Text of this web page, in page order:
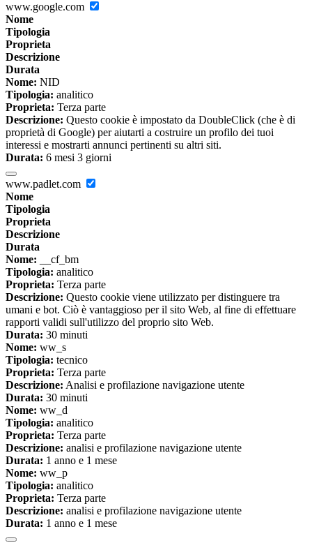
www.google.com
Nome
Tipologia
Proprieta
Descrizione
Durata
Nome: NID
Tipologia: analitico
Proprieta: Terza parte
Descrizione: Questo cookie è impostato da DoubleClick (che è di
proprietà di Google) per aiutarti a costruire un profilo dei tuoi
interessi e mostrarti annunci pertinenti su altri siti.
Durata: 6 mesi 3 giorni
www.padlet.com
Nome
Tipologia
Proprieta
Descrizione
Durata
Nome: __cf_bm
Tipologia: analitico
Proprieta: Terza parte
Descrizione: Questo cookie viene utilizzato per distinguere tra
umani e bot. Ciò è vantaggioso per il sito Web, al fine di effettuare
rapporti validi sull'utilizzo del proprio sito Web.
Durata: 30 minuti
Nome: ww_s
Tipologia: tecnico
Proprieta: Terza parte
Descrizione: Analisi e profilazione navigazione utente
Durata: 30 minuti
Nome: ww_d
Tipologia: analitico
Proprieta: Terza parte
Descrizione: analisi e profilazione navigazione utente
Durata: 1 anno e 1 mese
Nome: ww_p
Tipologia: analitico
Proprieta: Terza parte
Descrizione: analisi e profilazione navigazione utente
Durata: 1 anno e 1 mese